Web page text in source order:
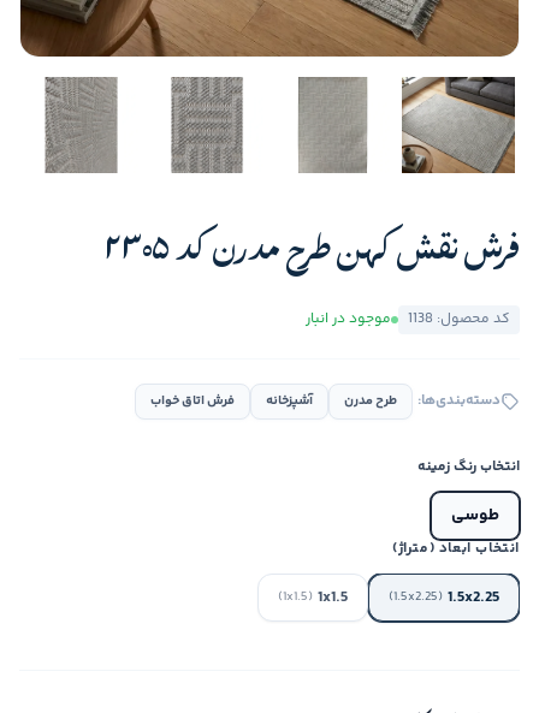
فرش نقش کهن طرح مدرن کد 2305
کد محصول: 1138 موجود در انبار
دسته‌بندی‌ها: طرح مدرن آشپزخانه فرش اتاق خواب
انتخاب رنگ زمینه
طوسی
انتخاب ابعاد (متراژ)
1.5x2.25
(1.5x2.25)
1x1.5
(1x1.5)